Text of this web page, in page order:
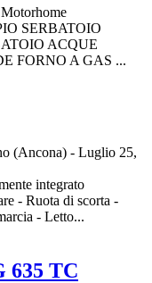
SERBATOIO
ACQUE
FORNO A GAS ...
(Ancona) - Luglio 25,
integrato
- Ruota di scorta -
- Letto...
635 TC